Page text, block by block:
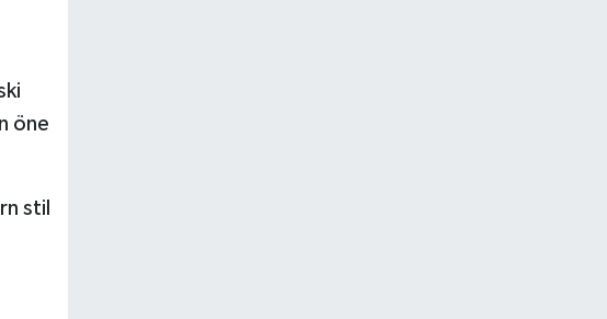
öne
stil